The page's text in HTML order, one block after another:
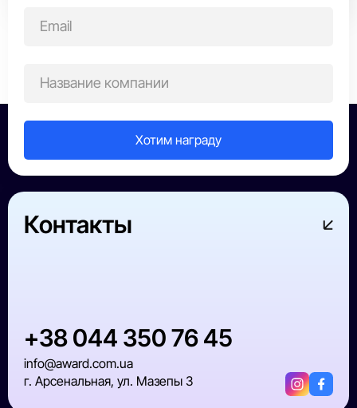
Контакты
+38 044 350 76 45
info@award.com.ua
г. Арсенальная, ул. Мазепы 3